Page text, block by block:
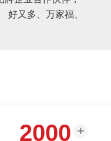
好又多、万家福、
2000